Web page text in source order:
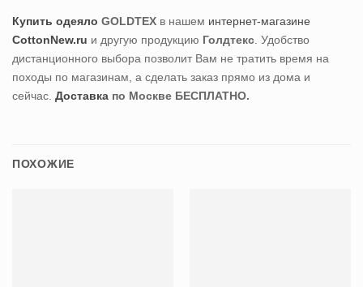
Купить одеяло GOLDTEX в нашем интернет-магазине
CottonNew.ru и другую продукцию Голдтекс . Удобство
дистанционного выбора позволит Вам не тратить время на
походы по магазинам, а сделать заказ прямо из дома и
сейчас. Доставка по Москве БЕСПЛАТНО.
ПОХОЖИЕ